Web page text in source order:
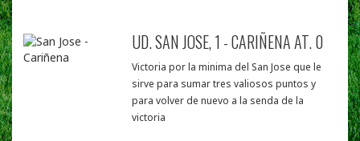
UD. SAN JOSE, 1 - CARIÑENA AT. 0
Victoria por la minima del San Jose que le
sirve para sumar tres valiosos puntos y
para volver de nuevo a la senda de la
victoria